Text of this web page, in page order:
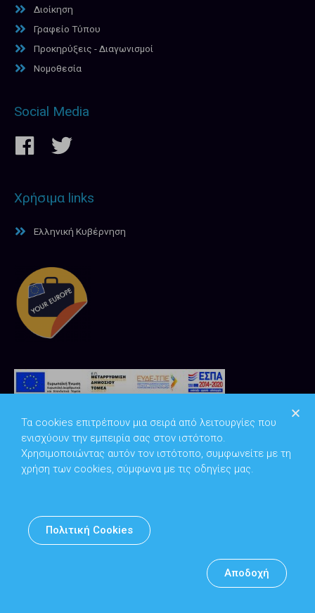
Διοίκηση
Γραφείο Τύπου
Προκηρύξεις - Διαγωνισμοί
Νομοθεσία
Social Media
Χρήσιμα links
Ελληνική Κυβέρνηση
Copyright © 2026Υπουργείο Ψηφιακής Διακυβέρνησης
Υπεύθυνος DPO: Θανάσης Κοσμόπουλος | dpo@mindigital.gr
Τα cookies επιτρέπουν μια σειρά από λειτουργίες που
ενισχύουν την εμπειρία σας στον ιστότοπο.
Χρησιμοποιώντας αυτόν τον ιστότοπο, συμφωνείτε με τη
χρήση των cookies, σύμφωνα με τις οδηγίες μας.
Πολιτική Cookies
Αποδοχή